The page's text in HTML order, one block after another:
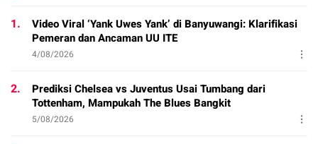
1.
Video Viral ‘Yank Uwes Yank’ di Banyuwangi: Klarifikasi
Pemeran dan Ancaman UU ITE
4/08/2026
2.
Prediksi Chelsea vs Juventus Usai Tumbang dari
Tottenham, Mampukah The Blues Bangkit
5/08/2026